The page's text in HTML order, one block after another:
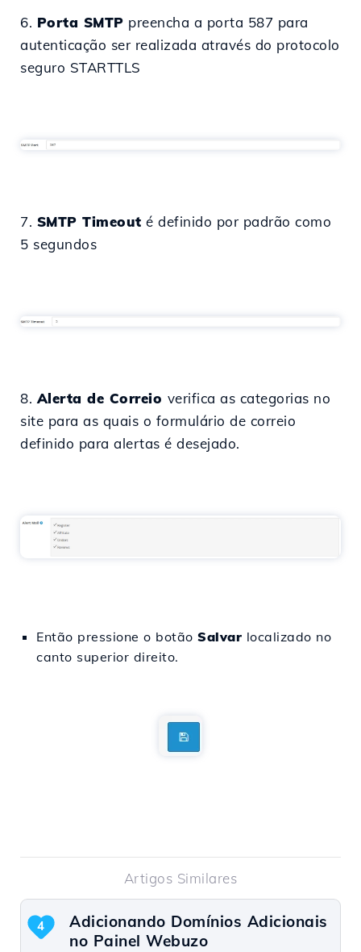
6. Porta SMTP preencha a porta 587 para
autenticação ser realizada através do protocolo
seguro STARTTLS
7. SMTP Timeout é definido por padrão como
5 segundos
8.Alerta de Correio verifica as categorias no
site para as quais o formulário de correio
definido para alertas é desejado.
Então pressione o botão Salvar localizado no
canto superior direito.
Artigos Similares
Adicionando Domínios Adicionais
no Painel Webuzo
4